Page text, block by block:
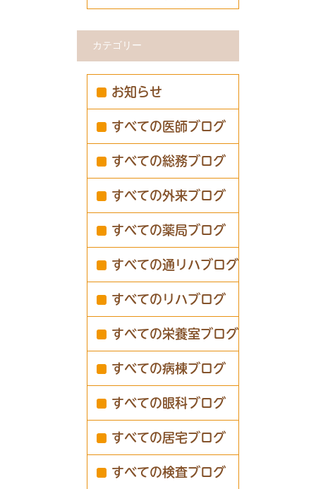
カテゴリー
お知らせ
すべての医師ブログ
すべての総務ブログ
すべての外来ブログ
すべての薬局ブログ
すべての通リハブログ
すべてのリハブログ
すべての栄養室ブログ
すべての病棟ブログ
すべての眼科ブログ
すべての居宅ブログ
すべての検査ブログ